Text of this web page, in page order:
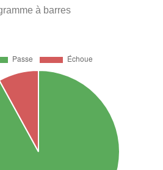
à barres